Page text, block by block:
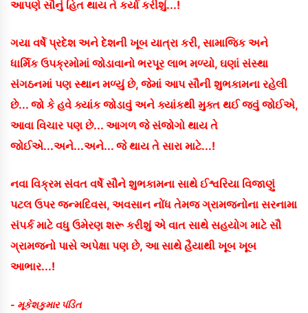
આપણે સૌનું હિત થાય તે કર્યા કરીશું...!
ગયા વર્ષે પ્રદેશ અને દેશની ખૂબ યાત્રા કરી, સામાજિક અને
ધાર્મિક ઉપક્રમોમાં જોડાવાનો ભરપૂર લાભ મળ્યો, ઘણાં સંસ્થા
સંગઠનમાં પણ સ્થાન મળ્યું છે, જેમાં આપ સૌની શુભકામના રહેલી
છે... જો કે હવે ક્યાંક જોડાવું અને ક્યાંકથી મુક્ત થઈ જવું જોઈએ,
આવા વિચાર પણ છે... આગળ જે સંજોગો થાય તે
જોઈએ...અને...અને... જે થાય તે સારા માટે...!
નવા વિક્રમ સંવત વર્ષે સૌને શુભકામના સાથે ઈશ્વરિયા વિજાણું
પટલ ઉપર જન્મદિવસ, અવસાન નોંધ તેમજ ગ્રામજનોના સરનામા
સંપર્ક માટે વધુ ઉમેરણ શરૂ કરીશું એ વાત સાથે સહયોગ માટે સૌ
ગ્રામજનો પાસે અપેક્ષા પણ છે, આ સાથે હૈયાથી ખૂબ ખૂબ
આભાર...!
- મૂકેશકુમાર પંડિત